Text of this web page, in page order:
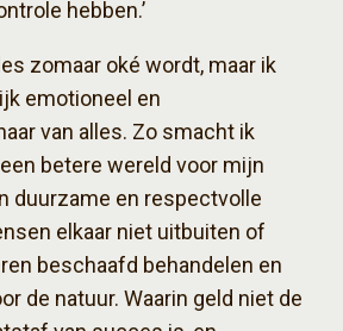
hebben.’
zomaar oké wordt, maar ik
emotioneel en
van alles. Zo smacht ik
betere wereld voor mijn
duurzame en respectvolle
elkaar niet uitbuiten of
beschaafd behandelen en
de natuur. Waarin geld niet de